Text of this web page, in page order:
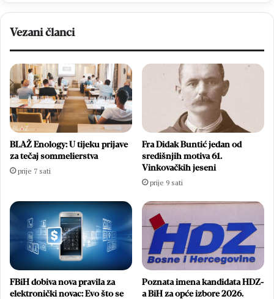
Vezani članci
BLAŽ Enology: U tijeku prijave
za tečaj sommelierstva
prije 7 sati
Fra Didak Buntić jedan od
središnjih motiva 61.
Vinkovačkih jeseni
prije 9 sati
FBiH dobiva nova pravila za
elektronički novac: Evo što se
Poznata imena kandidata HDZ-
a BiH za opće izbore 2026.